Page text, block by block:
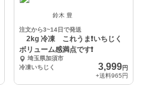
鈴木 豊
注文から3~14日で発送
2kg 冷凍 これうま❗️いちじく
ボリューム感満点です❗️
埼玉県加須市
冷凍いちじく
3,999円
+送料965円